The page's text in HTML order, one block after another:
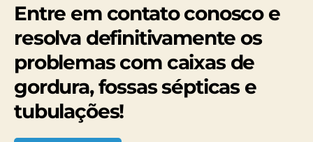
Entre em contato conosco e
resolva definitivamente os
problemas com caixas de
gordura, fossas sépticas e
tubulações!